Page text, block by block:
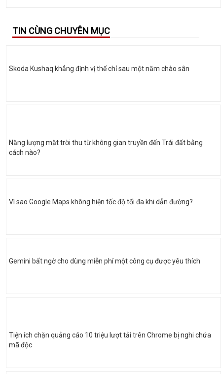
TIN CÙNG CHUYÊN MỤC
Skoda Kushaq khẳng định vị thế chỉ sau một năm chào sân
Năng lượng mặt trời thu từ không gian truyền đến Trái đất bằng
cách nào?
Vì sao Google Maps không hiện tốc độ tối đa khi dẫn đường?
Gemini bất ngờ cho dùng miễn phí một công cụ được yêu thích
Tiện ích chặn quảng cáo 10 triệu lượt tải trên Chrome bị nghi chứa
mã độc